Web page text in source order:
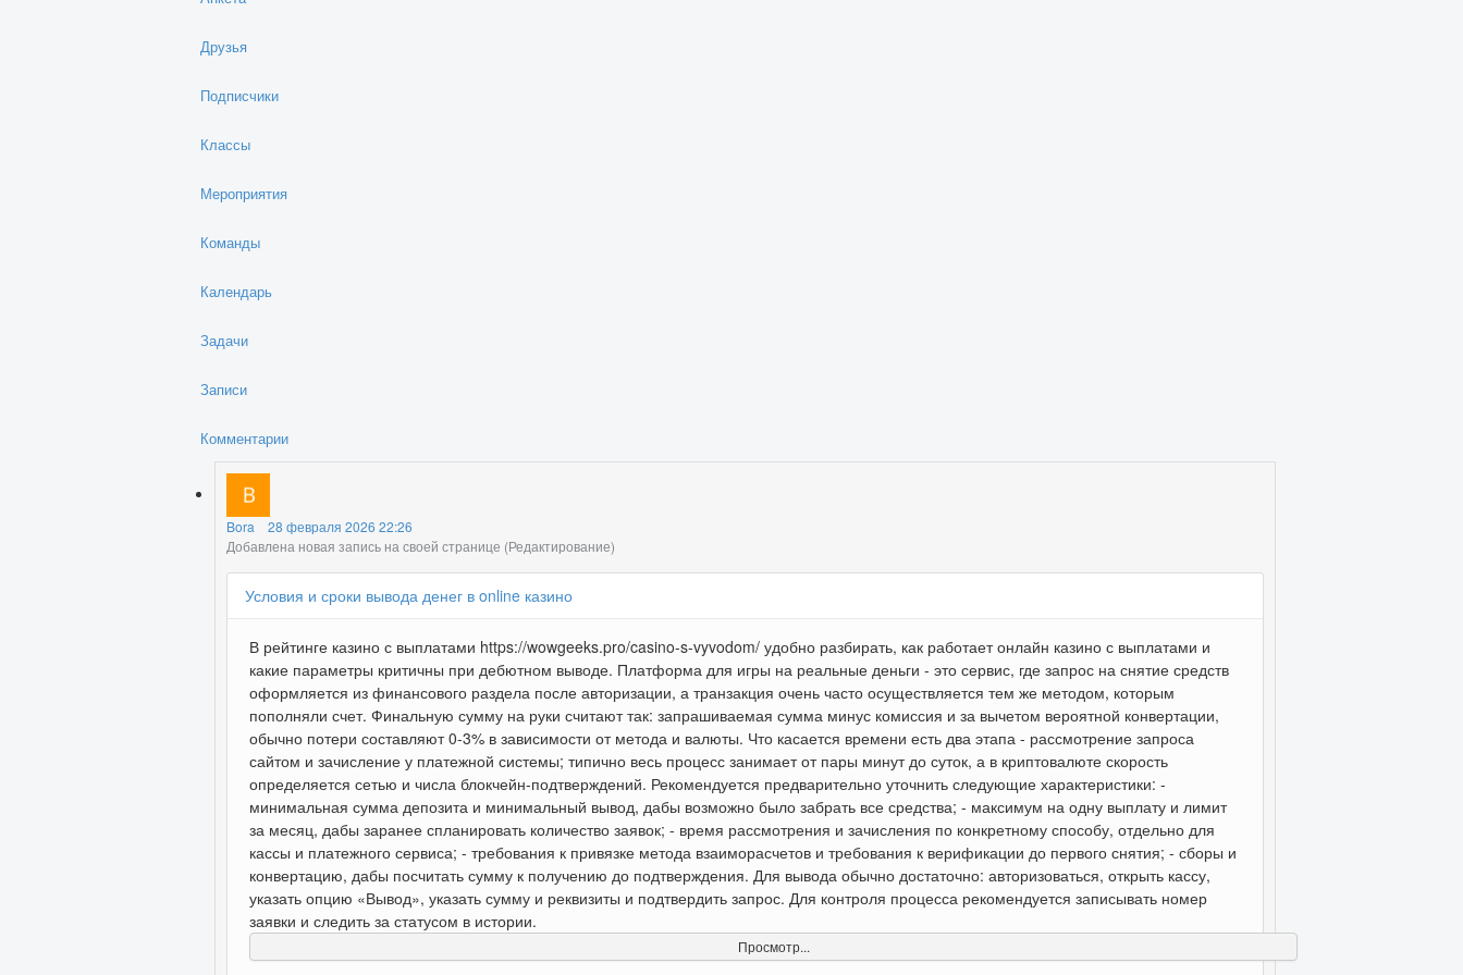
Друзья
Подписчики
Классы
Мероприятия
Команды
Календарь
Задачи
Записи
Комментарии
Bora
28 февраля 2026 22:26
Добавлена новая запись на своей странице (Редактирование)
Условия и сроки вывода денег в online казино
В рейтинге казино с выплатами https://wowgeeks.pro/casino-s-vyvodom/ удобно разбирать, как работает онлайн казино с выплатами и
какие параметры критичны при дебютном выводе. Платформа для игры на реальные деньги - это сервис, где запрос на снятие средств
оформляется из финансового раздела после авторизации, а транзакция очень часто осуществляется тем же методом, которым
пополняли счет. Финальную сумму на руки считают так: запрашиваемая сумма минус комиссия и за вычетом вероятной конвертации,
обычно потери составляют 0-3% в зависимости от метода и валюты. Что касается времени есть два этапа - рассмотрение запроса
сайтом и зачисление у платежной системы; типично весь процесс занимает от пары минут до суток, а в криптовалюте скорость
определяется сетью и числа блокчейн-подтверждений. Рекомендуется предварительно уточнить следующие характеристики: -
минимальная сумма депозита и минимальный вывод, дабы возможно было забрать все средства; - максимум на одну выплату и лимит
за месяц, дабы заранее спланировать количество заявок; - время рассмотрения и зачисления по конкретному способу, отдельно для
кассы и платежного сервиса; - требования к привязке метода взаиморасчетов и требования к верификации до первого снятия; - сборы и
конвертацию, дабы посчитать сумму к получению до подтверждения. Для вывода обычно достаточно: авторизоваться, открыть кассу,
указать опцию «Вывод», указать сумму и реквизиты и подтвердить запрос. Для контроля процесса рекомендуется записывать номер
заявки и следить за статусом в истории.
Просмотр...